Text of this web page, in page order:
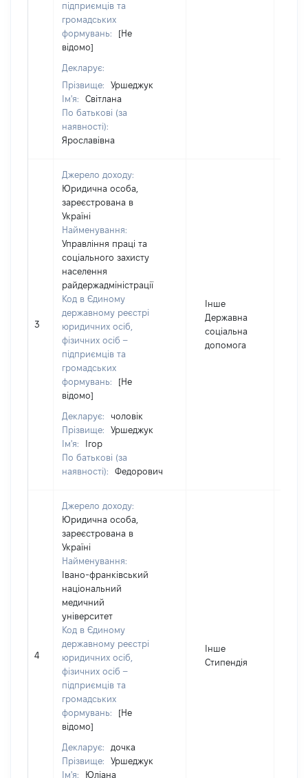
підприємців та
громадських
формувань:
[Не
відомо]
Декларує:
Прізвище:
Уршеджук
Ім'я:
Світлана
По батькові (за
наявності):
Ярославівна
3
Джерело доходу:
Юридична особа,
зареєстрована в
Україні
Найменування:
Управління праці та
соціального захисту
населення
райдержадміністрації
Код в Єдиному
державному реєстрі
юридичних осіб,
фізичних осіб –
підприємців та
громадських
формувань:
[Не
відомо]
Декларує:
чоловік
Прізвище:
Уршеджук
Ім'я:
Ігор
По батькові (за
наявності):
Федорович
Інше
Державна
соціальна
допомога
4
Джерело доходу:
Юридична особа,
зареєстрована в
Україні
Найменування:
Івано-франківський
національний
медичний
університет
Код в Єдиному
державному реєстрі
юридичних осіб,
фізичних осіб –
підприємців та
громадських
формувань:
[Не
відомо]
Декларує:
дочка
Прізвище:
Уршеджук
Ім'я:
Юліана
Інше
Стипендія